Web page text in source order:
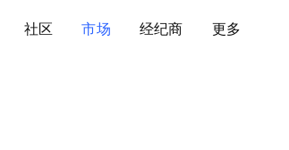
社区 市场 经纪商 更多